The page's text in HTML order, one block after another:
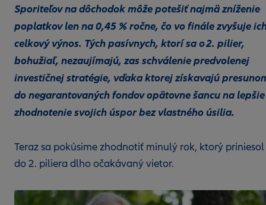
Sporiteľov na dôchodok môže potešiť najmä zníženie
poplatkov len na 0,45 % ročne, čo vo finále zvyšuje
celkový výnos. Tých pasívnych, ktorí sa o 2. pilier,
bohužiaľ, nezaujímajú, zas schválenie predvolenej
investičnej stratégie, vďaka ktorej získavajú
do negarantovaných fondov opätovne šancu na lepšie
zhodnotenie svojich úspor bez vlastného úsilia.
Teraz sa pokúsime zhodnotiť minulý rok, ktorý priniesol
do 2. piliera dlho očakávaný vietor.